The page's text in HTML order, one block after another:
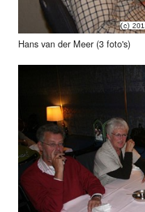
Hans van der Meer (3 foto's)